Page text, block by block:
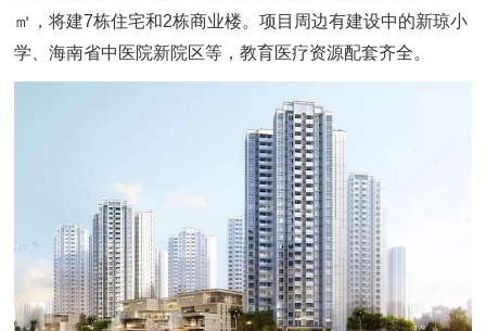
㎡，将建7栋住宅和2栋商业楼。项目周边有建设中的新琼小
学、海南省中医院新院区等，教育医疗资源配套齐全。